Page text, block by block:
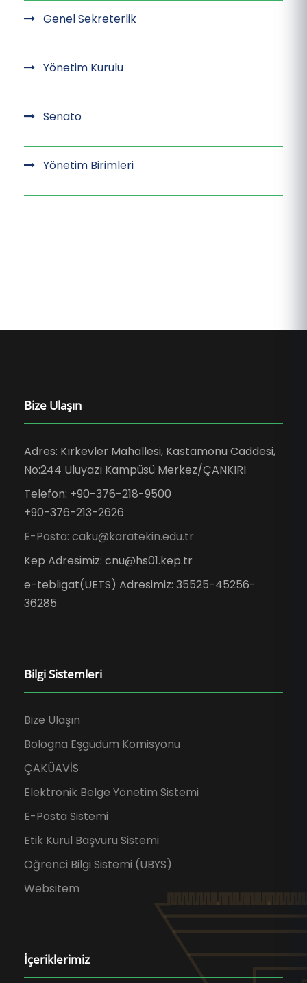
Genel Sekreterlik
Yönetim Kurulu
Senato
Yönetim Birimleri
Bize Ulaşın
Adres: Kırkevler Mahallesi, Kastamonu Caddesi,
No:244 Uluyazı Kampüsü Merkez/ÇANKIRI
Telefon: +90-376-218-9500
+90-376-213-2626
E-Posta: caku@karatekin.edu.tr
Kep Adresimiz: cnu@hs01.kep.tr
e-tebligat(UETS) Adresimiz: 35525-45256-
36285
Bilgi Sistemleri
Bize Ulaşın
Bologna Eşgüdüm Komisyonu
ÇAKÜAVİS
Elektronik Belge Yönetim Sistemi
E-Posta Sistemi
Etik Kurul Başvuru Sistemi
Öğrenci Bilgi Sistemi (UBYS)
Websitem
İçeriklerimiz